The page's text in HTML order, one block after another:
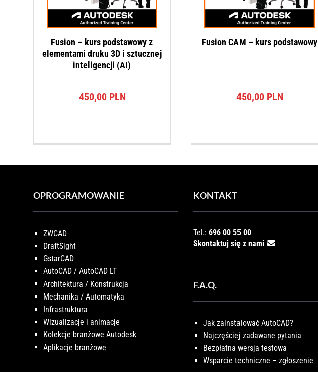
Fusion – kurs podstawowy z
elementami druku 3D i sztucznej
inteligencji (AI)
450,00 PLN
Fusion CAM – kurs podstawowy
450,00 PLN
OPROGRAMOWANIE
ZWCAD
DraftSight
GstarCAD
AutoCAD / AutoCAD LT
Architektura / Konstrukcja
Mechanika / Automatyka
Infrastruktura
Wizualizacje i animacje
Kolekcje branżowe Autodesk
Aplikacje branżowe
KONTAKT
Tel.: 696 00 55 00
Skontaktuj się z nami
F.A.Q.
Jak zainstalować AutoCAD?
Najczęściej zadawane pytania
Bezpłatna wersja testowa
Wsparcie techniczne – zgłoszenie